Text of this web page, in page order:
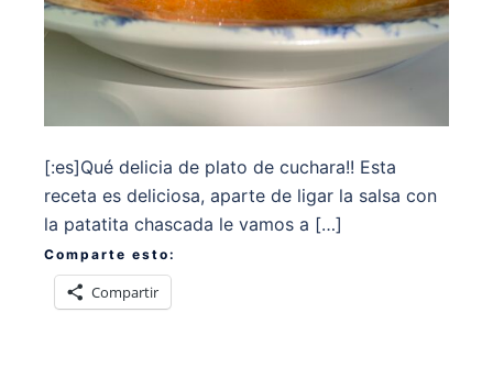
[:es]Qué delicia de plato de cuchara!! Esta
receta es deliciosa, aparte de ligar la salsa con
la patatita chascada le vamos a […]
Comparte esto:
Compartir